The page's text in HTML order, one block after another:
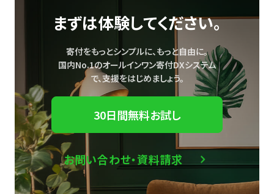
まずは体験してください。
寄付をもっとシンプルに、もっと自由に。
国内No.1のオールインワン寄付DXシステム
で、支援をはじめましょう。
30日間無料お試し
お問い合わせ・資料請求